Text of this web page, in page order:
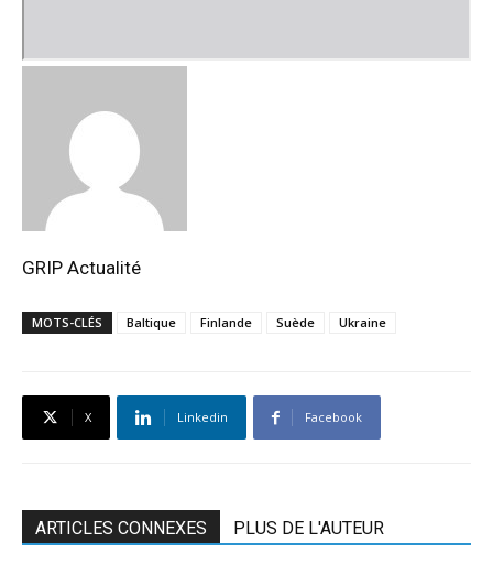
GRIP Actualité
MOTS-CLÉS Baltique Finlande Suède Ukraine
X Linkedin Facebook
ARTICLES CONNEXES PLUS DE L'AUTEUR